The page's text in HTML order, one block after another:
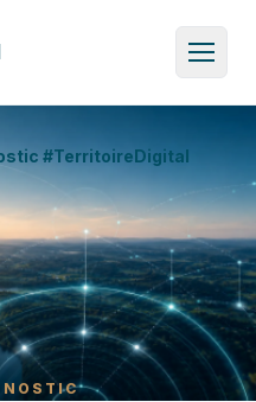
#TerritoireDigital